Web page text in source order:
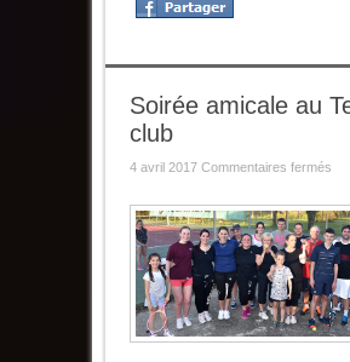
Soirée amicale au
club
4 avril 2017 Commentaires ferméssur
au